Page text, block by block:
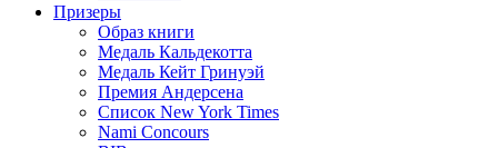
Призеры
Образ книги
Медаль Кальдекотта
Медаль Кейт Гринуэй
Премия Андерсена
Список New York Times
Nami Concours